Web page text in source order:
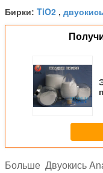
Бирки: TiO2 ,
Больше Двуокись